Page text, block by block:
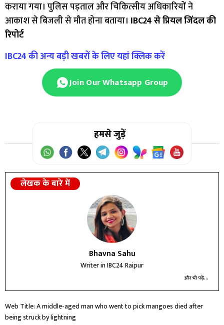
कराया गया। पुलिस पड़ताल और चिकित्सीय अधिकारियों ने
आकाश से बिजली से मौत होना बताया। IBC24 से प्रियल जिंदल की
रिपोर्ट
IBC24 की अन्य बड़ी खबरों के लिए यहां क्लिक करें
Join Our Whatsapp Group
हमसे जुड़ें
लेखक के बारे में
Bhavna Sahu
Writer in IBC24 Raipur
और भी पढ़ें...
Web Title: A middle-aged man who went to pick mangoes died after
being struck by lightning